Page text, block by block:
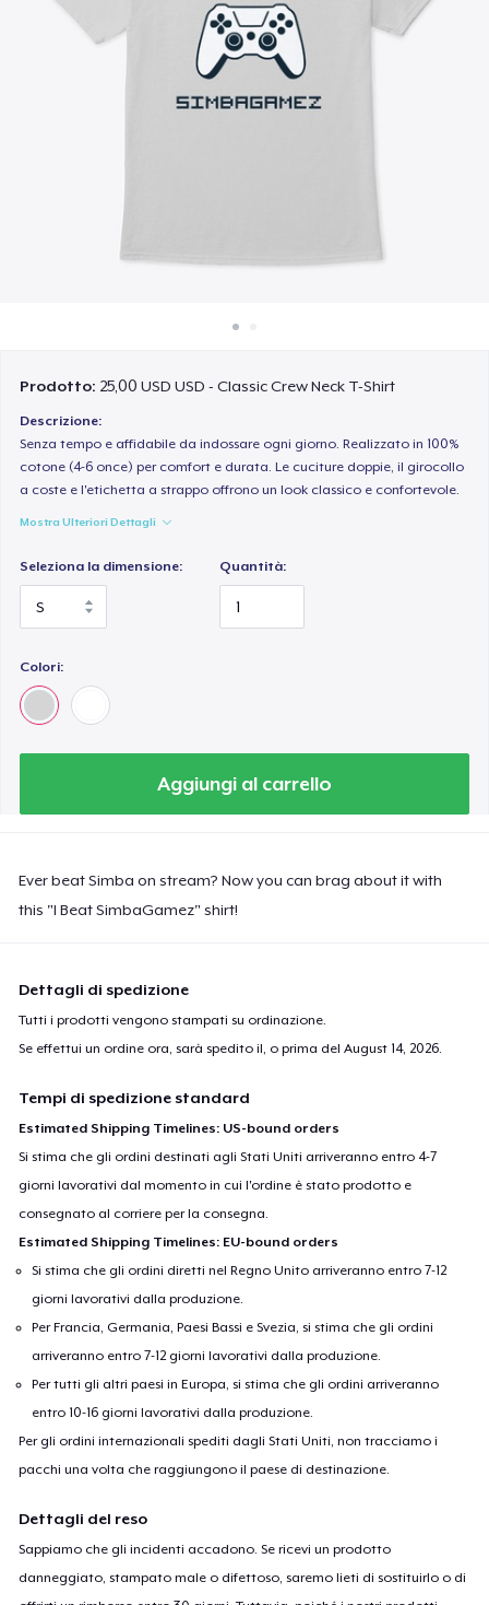
Vendi ovunque
Vendi qualsiasi cosa
Prodotto: 25,00 USD USD - Classic Crew Neck T-Shirt
Descrizione:
Senza tempo e affidabile da indossare ogni giorno. Realizzato in 100%
cotone (4-6 once) per comfort e durata. Le cuciture doppie, il girocollo
a coste e l'etichetta a strappo offrono un look classico e confortevole.
Mostra Ulteriori Dettagli
Seleziona la dimensione: Quantità:
Colori:
Aggiungi al carrello
Ever beat Simba on stream? Now you can brag about it with
this "I Beat SimbaGamez" shirt!
Dettagli di spedizione
Tutti i prodotti vengono stampati su ordinazione.
Se effettui un ordine ora, sarà spedito il, o prima delAugust 14, 2026
Tempi di spedizione standard
Estimated Shipping Timelines: US-bound orders
Si stima che gli ordini destinati agli Stati Uniti arriveranno entro 4-7
giorni lavorativi dal momento in cui l'ordine è stato prodotto e
consegnato al corriere per la consegna.
Estimated Shipping Timelines: EU-bound orders
Si stima che gli ordini diretti nel Regno Unito arriveranno entro 7-12
giorni lavorativi dalla produzione.
Per Francia, Germania, Paesi Bassi e Svezia, si stima che gli ordini
arriveranno entro 7-12 giorni lavorativi dalla produzione.
Per tutti gli altri paesi in Europa, si stima che gli ordini arriveranno
entro 10-16 giorni lavorativi dalla produzione.
Per gli ordini internazionali spediti dagli Stati Uniti, non tracciamo i
pacchi una volta che raggiungono il paese di destinazione.
Dettagli del reso
Sappiamo che gli incidenti accadono. Se ricevi un prodotto
danneggiato, stampato male o difettoso, saremo lieti di sostituirlo o di